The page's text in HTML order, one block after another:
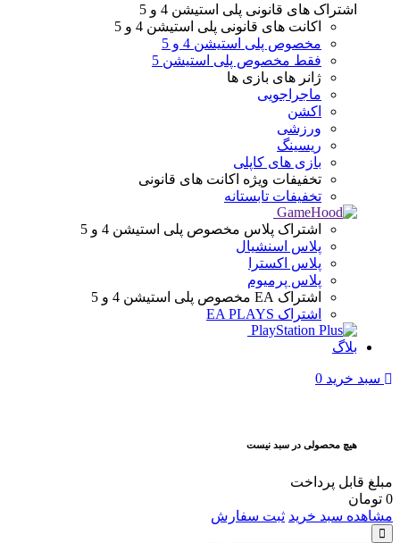
اشتراک های قانونی پلی استیشن 4 و 5
اکانت های قانونی پلی استیشن 4 و 5
مخصوص پلی استیشن 4 و 5
فقط مخصوص پلی استیشن 5
ژانر های بازی ها
ماجراجویی
اکشن
ورزشی
ریسینگ
بازی های کاپلی
تخفیفات ویژه اکانت های قانونی
تخفیفات تابستانه
اشتراک پلاس مخصوص پلی استیشن 4 و 5
پلاس اسنشیال
پلاس اکسترا
پلاس پرمیوم
اشتراک EA
مخصوص پلی استیشن 4 و 5
اشتراک EA PLAYS
بلاگ
سبد خرید 0
هیچ محصولی در سبد نیست
مبلغ قابل پرداخت
0 تومان
مشاهده سبد خرید ثبت سفارش